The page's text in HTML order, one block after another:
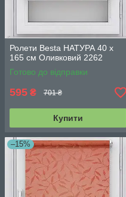
Ролети Besta НАТУРА 40 х
165 см Оливковий 2262
Готово до відправки
595 ₴ 701 ₴
Купити
–15%